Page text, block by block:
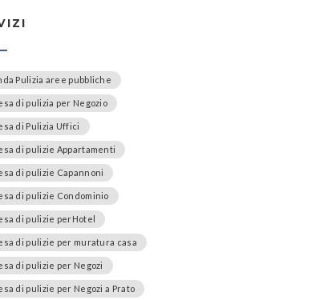
Pulizia aree pubbliche
di pulizia per Negozio
di Pulizia Uffici
di pulizie Appartamenti
di pulizie Capannoni
di pulizie Condominio
di pulizie perHotel
di pulizie per muratura casa
di pulizie per Negozi
di pulizie per Negozi a Prato